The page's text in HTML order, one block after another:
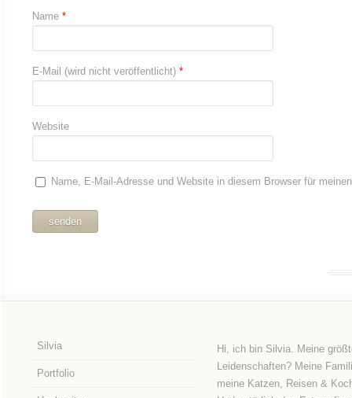
Name *
E-Mail (wird nicht veröffentlicht) *
Website
Name, E-Mail-Adresse und Website in diesem Browser für
Silvia
Portfolio
Hi, ich bin Silvia. Meine
Leidenschaften? Meine
meine Katzen, Reisen &